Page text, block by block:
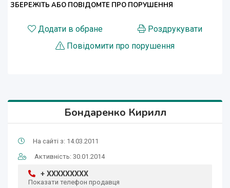
ЗБЕРЕЖІТЬ АБО ПОВІДОМТЕ ПРО ПОРУШЕННЯ
Додати в обране
Роздрукувати
Повідомити про порушення
Бондаренко Кирилл
На сайті з: 14.03.2011
Активність: 30.01.2014
+ XXXXXXXXX
Показати телефон продавця